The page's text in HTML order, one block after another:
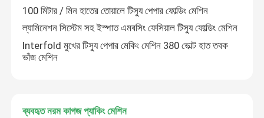
100 মিটার / মিন হাতের তোয়ালে টিস্যু পেপার ফোল্ডিং মেশিন
ল্যামিনেশন সিস্টেম সহ ইস্পাত এমবসিং ফেসিয়াল টিস্যু ফোল্ডিং মেশিন
Interfold মুখের টিস্যু পেপার মেকিং মেশিন 380 ভোল্ট হাত তবক
ভাঁজ মেশিন
ব্যবহৃত নরম কাগজ প্যাকিং মেশিন